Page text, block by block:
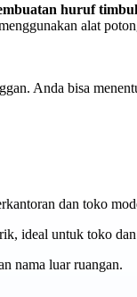
huruf
alat
Anda bisa
dan toko
ideal untuk toko dan
nama luar ruangan.